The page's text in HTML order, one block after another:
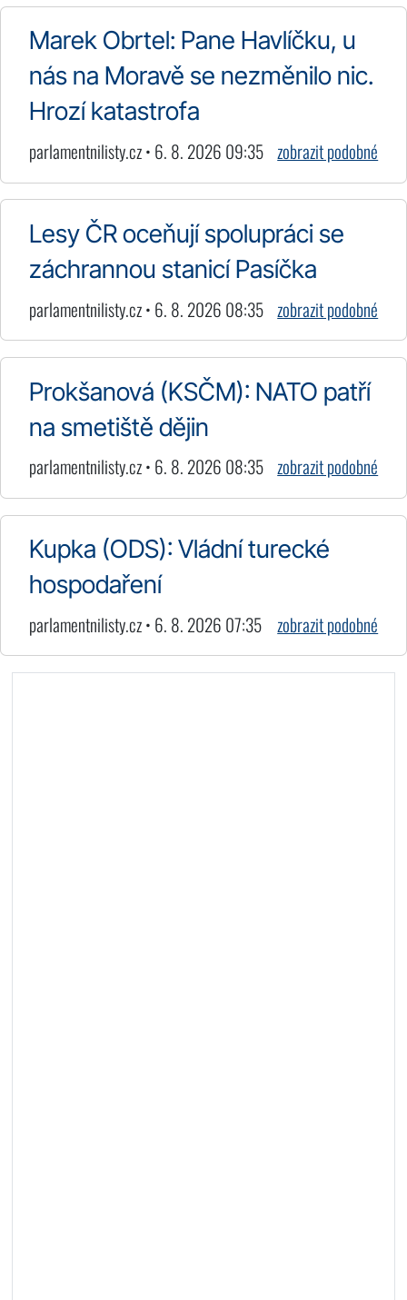
Marek Obrtel: Pane Havlíčku, u
nás na Moravě se nezměnilo nic.
Hrozí katastrofa
parlamentnilisty.cz • 6. 8. 2026 09:35 zobrazit podobné
Lesy ČR oceňují spolupráci se
záchrannou stanicí Pasíčka
parlamentnilisty.cz • 6. 8. 2026 08:35 zobrazit podobné
Prokšanová (KSČM): NATO patří
na smetiště dějin
parlamentnilisty.cz • 6. 8. 2026 08:35 zobrazit podobné
Kupka (ODS): Vládní turecké
hospodaření
parlamentnilisty.cz • 6. 8. 2026 07:35 zobrazit podobné